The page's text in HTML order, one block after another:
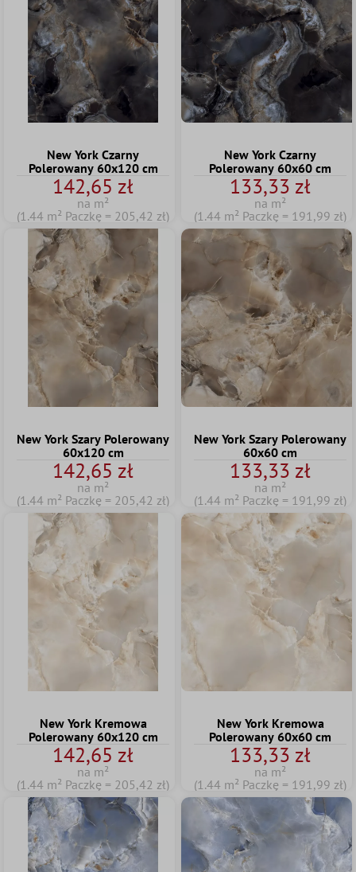
New York Czarny
Polerowany 60x120 cm
142,65 zł
na m²
(1.44 m² Paczkę = 205,42 zł)
New York Czarny
Polerowany 60x60 cm
133,33 zł
na m²
(1.44 m² Paczkę = 191,99 zł)
New York Szary Polerowany
60x120 cm
142,65 zł
na m²
(1.44 m² Paczkę = 205,42 zł)
New York Szary Polerowany
60x60 cm
133,33 zł
na m²
(1.44 m² Paczkę = 191,99 zł)
New York Kremowa
Polerowany 60x120 cm
142,65 zł
na m²
(1.44 m² Paczkę = 205,42 zł)
New York Kremowa
Polerowany 60x60 cm
133,33 zł
na m²
(1.44 m² Paczkę = 191,99 zł)